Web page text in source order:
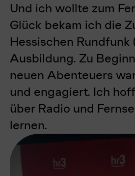
Und ich wollte zum
Glück bekam ich die
Hessischen Rundfunk
Ausbildung. Zu
neuen Abenteuers
und engagiert. Ich
über Radio und
lernen.